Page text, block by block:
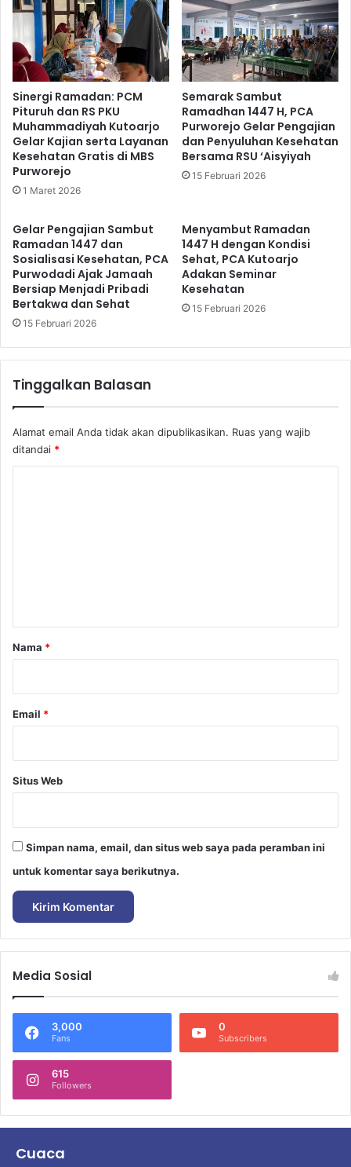
Sinergi Ramadan: PCM
Pituruh dan RS PKU
Muhammadiyah Kutoarjo
Gelar Kajian serta Layanan
Kesehatan Gratis di MBS
Purworejo
1 Maret 2026
Semarak Sambut
Ramadhan 1447 H, PCA
Purworejo Gelar Pengajian
dan Penyuluhan Kesehatan
Bersama RSU ‘Aisyiyah
15 Februari 2026
Gelar Pengajian Sambut
Ramadan 1447 dan
Sosialisasi Kesehatan, PCA
Purwodadi Ajak Jamaah
Bersiap Menjadi Pribadi
Bertakwa dan Sehat
15 Februari 2026
Menyambut Ramadan
1447 H dengan Kondisi
Sehat, PCA Kutoarjo
Adakan Seminar
Kesehatan
15 Februari 2026
Tinggalkan Balasan
Alamat email Anda tidak akan dipublikasikan. Ruas yang wajib
ditandai *
rNama *
Email *
Situs Web
Simpan nama, email, dan situs web saya pada peramban ini
untuk komentar saya berikutnya.
Media Sosial
3,000
Fans
0
Subscribers
615
Followers
Cuaca